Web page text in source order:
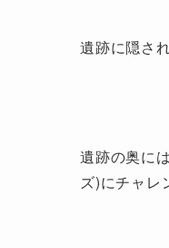
遺跡に隠さ
遺跡の奥に
ズ)にチャレ